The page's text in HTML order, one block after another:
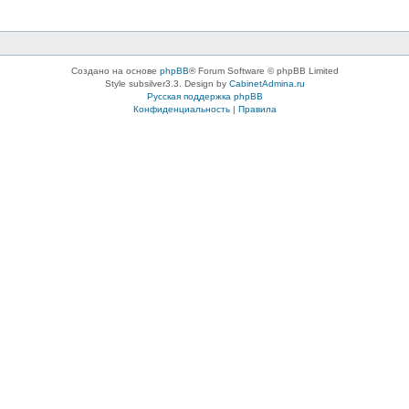
Создано на основе phpBB® Forum Software © phpBB Limited
Style subsilver3.3. Design by CabinetAdmina.ru
Русская поддержка phpBB
Конфиденциальность| Правила